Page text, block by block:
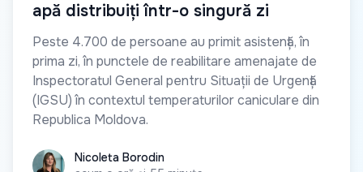
apă distribuiți într-o singură zi
Peste 4.700 de persoane au primit asistență, în
prima zi, în punctele de reabilitare amenajate de
Inspectoratul General pentru Situații de Urgență
(IGSU) în contextul temperaturilor caniculare din
Republica Moldova.
Nicoleta Borodin
Nicoleta Borodin